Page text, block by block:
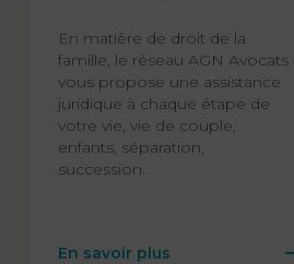
En matière de droit de la
famille, le réseau AGN Avocats
vous propose une assistance
juridique à chaque étape de
votre vie, vie de couple,
enfants, séparation,
succession.
En savoir plus